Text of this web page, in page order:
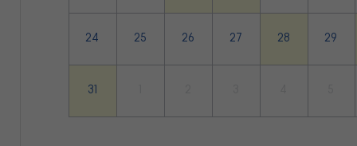
24 25 26 27 28 29
31